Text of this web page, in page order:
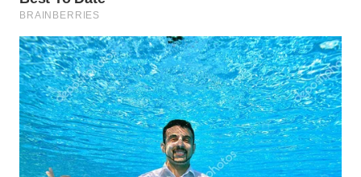
NIAS
WN
LANGKAT
WN
TAPANULI
SELATAN